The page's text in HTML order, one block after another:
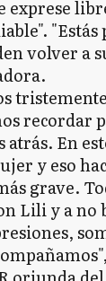
exprese
"Estás
volver a
recordar
En
y eso
grave.
Lili y a no